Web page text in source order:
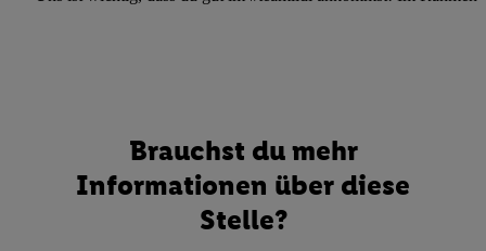
Brauchst du mehr
Informationen über diese
Stelle?